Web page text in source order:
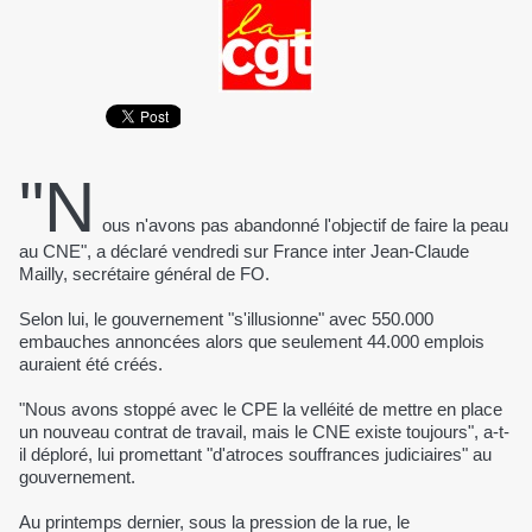
"N ous n'avons pas abandonné l'objectif de faire la peau
au CNE", a déclaré vendredi sur France inter Jean-Claude
Mailly, secrétaire général de FO.
Selon lui, le gouvernement "s'illusionne" avec 550.000
embauches annoncées alors que seulement 44.000 emplois
auraient été créés.
"Nous avons stoppé avec le CPE la velléité de mettre en place
un nouveau contrat de travail, mais le CNE existe toujours", a-t-
il déploré, lui promettant "d'atroces souffrances judiciaires" au
gouvernement.
Au printemps dernier, sous la pression de la rue, le